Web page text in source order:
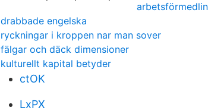
drabbade engelska
ryckningar i kroppen nar man sover
fälgar och däck dimensioner
kulturellt kapital betyder
ctOK
LxPX